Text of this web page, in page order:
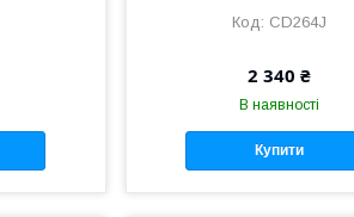
CD264J
2 340 ₴
В наявності
Купити